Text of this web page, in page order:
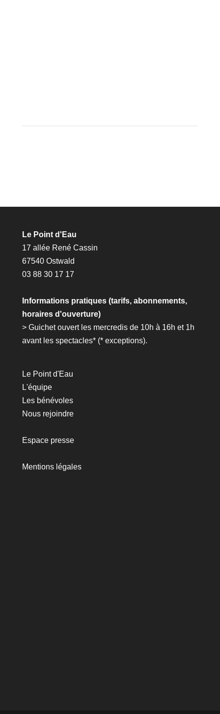
Le Point d'Eau
17 allée René Cassin
67540 Ostwald
03 88 30 17 17
Informations pratiques (tarifs, abonnements,
horaires d'ouverture)
> Guichet ouvert les mercredis de 10h à 16h et 1h
avant les spectacles* (* exceptions).
Le Point d'Eau
L'équipe
Les bénévoles
Nous rejoindre
Espace presse
Mentions légales